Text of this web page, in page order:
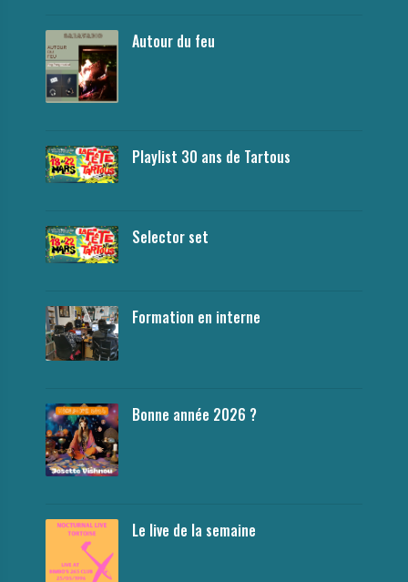
Autour du feu
Playlist 30 ans de Tartous
Selector set
Formation en interne
Bonne année 2026 ?
Le live de la semaine